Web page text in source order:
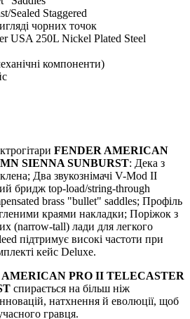
Sealed Staggered
чорних точок
USA 250L Nickel Plated Steel
компоненти)
FENDER AMERICAN
SIENNA SUNBURST: Дека з
Два звукознімачі V-Mod II
бридж top-load/string-through
brass "bullet" saddles; Профіль
краями накладки; Поріжок з
(narrow-tall) лади для легкого
підтримує високі частоти при
кейс Deluxe.
AMERICAN PRO II TELECASTER
спирається на більш ніж
натхнення й еволюції, щоб
гравця.